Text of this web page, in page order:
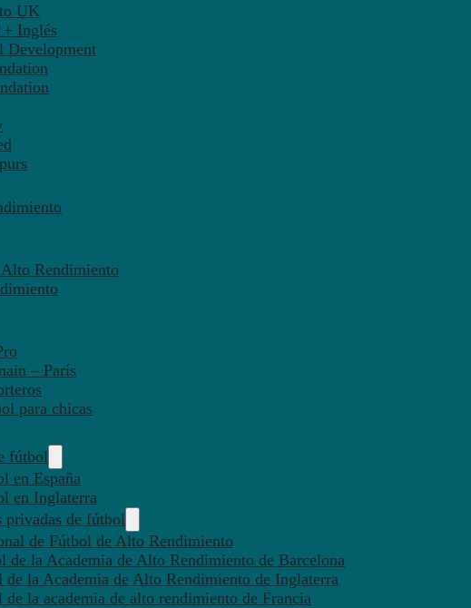
UK
Inglés
Development
Rendimiento
– París
para chicas
fútbol
en España
en Inglaterra
privadas de fútbol
de Fútbol de Alto Rendimiento
de la Academia de Alto Rendimiento de Barcelona
de la Academia de Alto Rendimiento de Inglaterra
de la academia de alto rendimiento de Francia